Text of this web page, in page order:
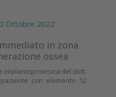
Ottobre 2022
in zona
ossea
implantoprotesica del dott.
con elemento 12